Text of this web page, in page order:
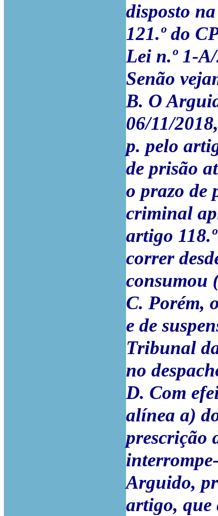
disposto
121.º do
Lei n.º 1-
Senão
B. O
06/11/
p. pelo
de prisão
o prazo de
criminal
artigo
correr
consumou
C. Porém,
e de
Tribunal
no
D. Com
alínea a)
prescrição
Arguido,
artigo, que